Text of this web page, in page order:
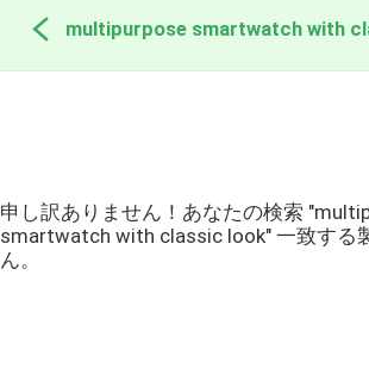
申し訳ありません！あなたの検索
smartwatch with classic look" 一致する
ん。